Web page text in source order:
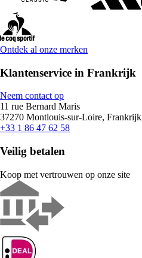
Ontdek al onze merken
Klantenservice in Frankrijk
Neem contact op
11 rue Bernard Maris
37270 Montlouis-sur-Loire, Frankrijk
+33 1 86 47 62 58
Veilig betalen
Koop met vertrouwen op onze site